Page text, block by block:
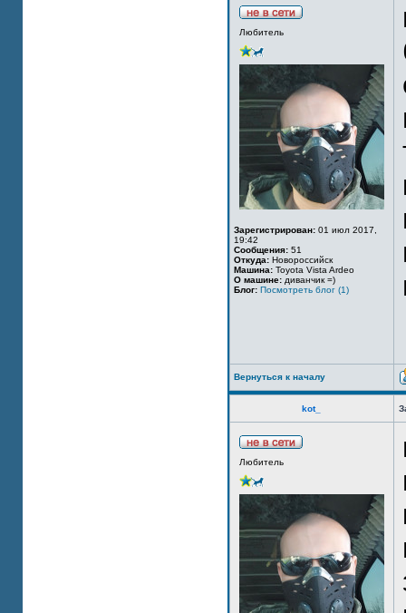
Любитель
Зарегистрирован: 01 июл 2017,
19:42
Сообщения: 51
Откуда: Новороссийск
Машина: Toyota Vista Ardeo
О машине: диванчик =)
Блог: Посмотреть блог (1)
Вернуться к началу
kot_
Любитель